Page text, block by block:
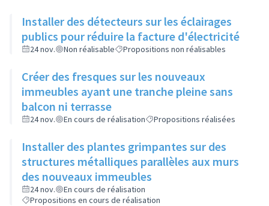
Installer des détecteurs sur les éclairages
publics pour réduire la facture d'électricité
24 nov. Non réalisable Propositions non réalisables
Créer des fresques sur les nouveaux
immeubles ayant une tranche pleine sans
balcon ni terrasse
24 nov. En cours de réalisation Propositions réalisées
Installer des plantes grimpantes sur des
structures métalliques parallèles aux murs
des nouveaux immeubles
24 nov.
En cours de réalisation
Propositions en cours de réalisation